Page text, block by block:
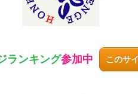
ランキング参加中 このサ